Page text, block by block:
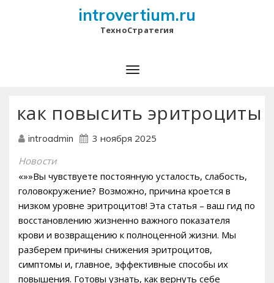
introvertium.ru
ТехноСтратегия
как повысить эритроциты
introadmin 3 ноября 2025
Новости
«»»Вы чувствуете постоянную усталость, слабость,
головокружение? Возможно, причина кроется в
низком уровне эритроцитов! Эта статья – ваш гид по
восстановлению жизненно важного показателя
крови и возвращению к полноценной жизни. Мы
разберем причины снижения эритроцитов,
симптомы и, главное, эффективные способы их
повышения. Готовы узнать, как вернуть себе